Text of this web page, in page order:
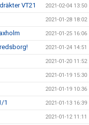
VT21 2021-02-04 13:50
2021-01-28 18:02
2021-01-25 16:06
2021-01-24 14:51
2021-01-20 11:52
2021-01-19 15:30
2021-01-19 10:36
1 2021-01-13 16:39
2021-01-12 11:11